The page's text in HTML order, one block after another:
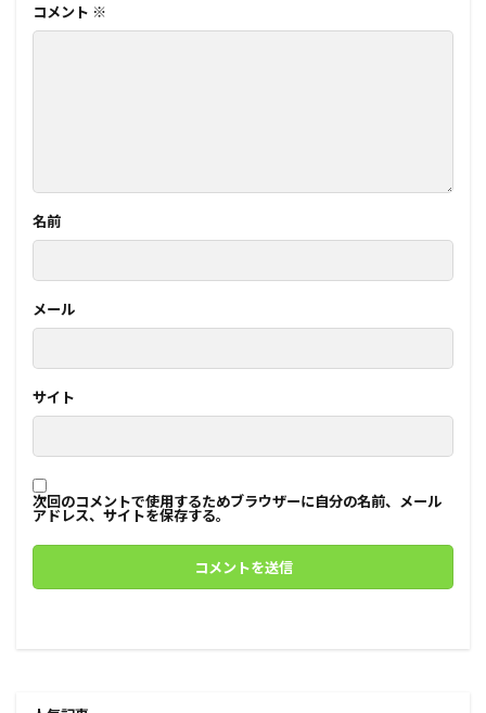
コメント ※
名前
メール
サイト
次回のコメントで使用するためブラウザーに自分の名前、メール
アドレス、サイトを保存する。